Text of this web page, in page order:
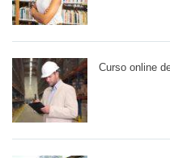
Curso online